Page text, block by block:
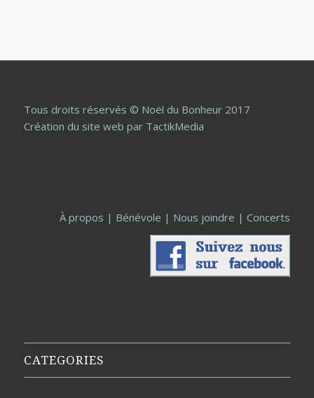
Tous droits réservés © Noël du Bonheur 2017
Création du site web par TactikMedia
À propos | Bénévole | Nous joindre |Concerts
CATEGORIES